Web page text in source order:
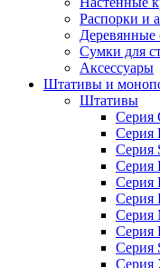
Распорки и
Сумки для
Аксессуары
Штативы и
Штативы
Серия
Серия
Серия
Серия
Серия
Серия
Серия
Серия
Серия
Серия